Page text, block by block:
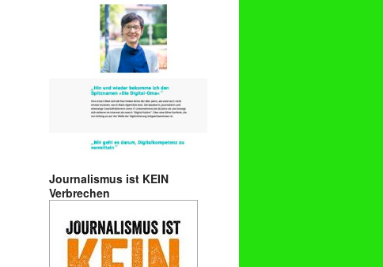
Journalismus ist KEIN
Verbrechen